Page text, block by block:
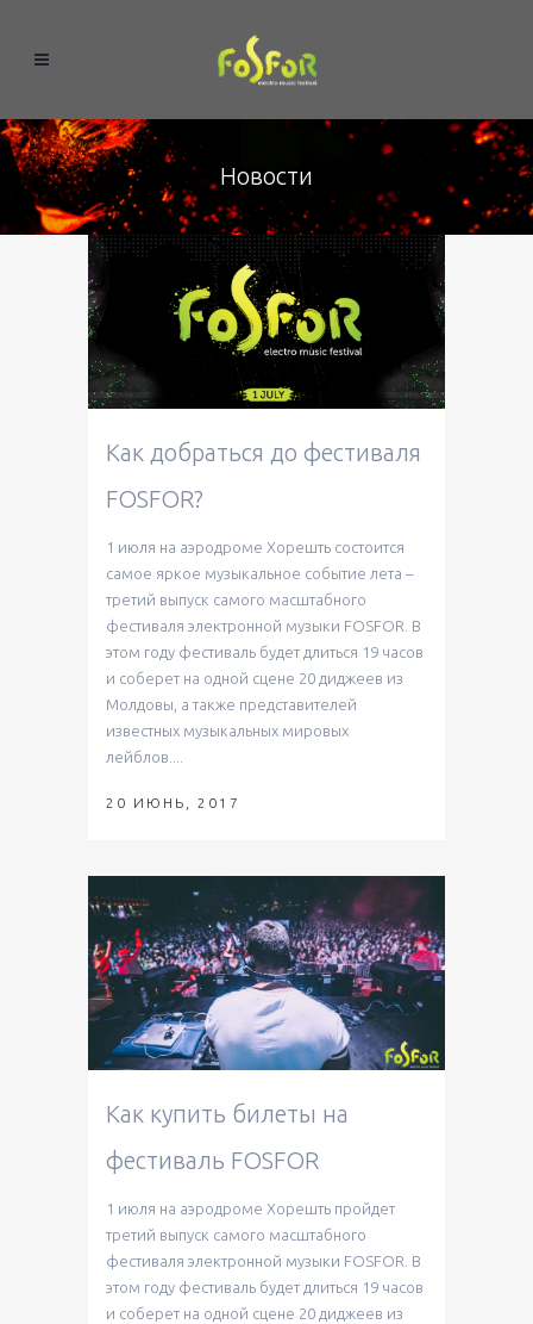
Новости
Как добраться до фестиваля
FOSFOR?
1 июля на аэродроме Хорешть состоится
самое яркое музыкальное событие лета –
третий выпуск самого масштабного
фестиваля электронной музыки FOSFOR. В
этом году фестиваль будет длиться 19 часов
и соберет на одной сцене 20 диджеев из
Молдовы, а также представителей
известных музыкальных мировых
лейблов....
20 ИЮНЬ, 2017
Как купить билеты на
фестиваль FOSFOR
1 июля на аэродроме Хорешть пройдет
третий выпуск самого масштабного
фестиваля электронной музыки FOSFOR. В
этом году фестиваль будет длиться 19 часов
и соберет на одной сцене 20 диджеев из